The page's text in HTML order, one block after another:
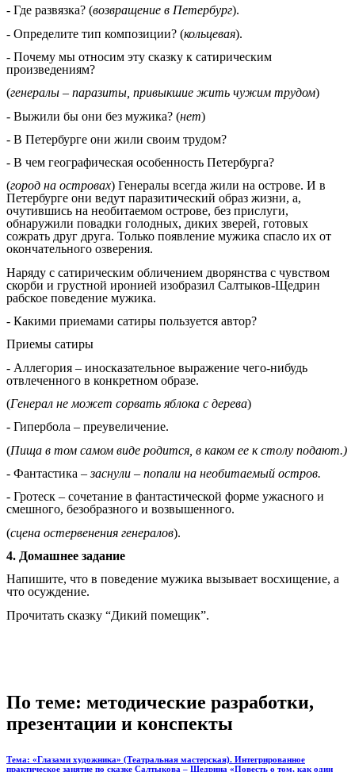
- Где развязка? (возвращение в Петербург).
- Определите тип композиции? (кольцевая).
- Почему мы относим эту сказку к сатирическим
произведениям?
(генералы – паразиты, привыкшие жить чужим трудом)
- Выжили бы они без мужика? (нет)
- В Петербурге они жили своим трудом?
- В чем географическая особенность Петербурга?
(город на островах) Генералы всегда жили на острове. И в
Петербурге они ведут паразитический образ жизни, а,
очутившись на необитаемом острове, без прислуги,
обнаружили повадки голодных, диких зверей, готовых
сожрать друг друга. Только появление мужика спасло их от
окончательного озверения.
Наряду с сатирическим обличением дворянства с чувством
скорби и грустной иронией изобразил Салтыков-Щедрин
рабское поведение мужика.
- Какими приемами сатиры пользуется автор?
Приемы сатиры
- Аллегория – иносказательное выражение чего-нибудь
отвлеченного в конкретном образе.
(Генерал не может сорвать яблока с дерева)
- Гипербола – преувеличение.
(Пища в том самом виде родится, в каком ее к столу подают.)
- Фантастика –заснули – попали на необитаемый остров.
- Гротеск – сочетание в фантастической форме ужасного и
смешного, безобразного и возвышенного.
(сцена остервенения генералов).
4. Домашнее задание
Напишите, что в поведение мужика вызывает восхищение, а
что осуждение.
Прочитать сказку “Дикий помещик”.
По теме: методические разработки,
презентации и конспекты
Тема: «Глазами художника» (Театральная мастерская). Интегрированное
практическое занятие по сказке Салтыкова – Щедрина «Повесть о том, как один